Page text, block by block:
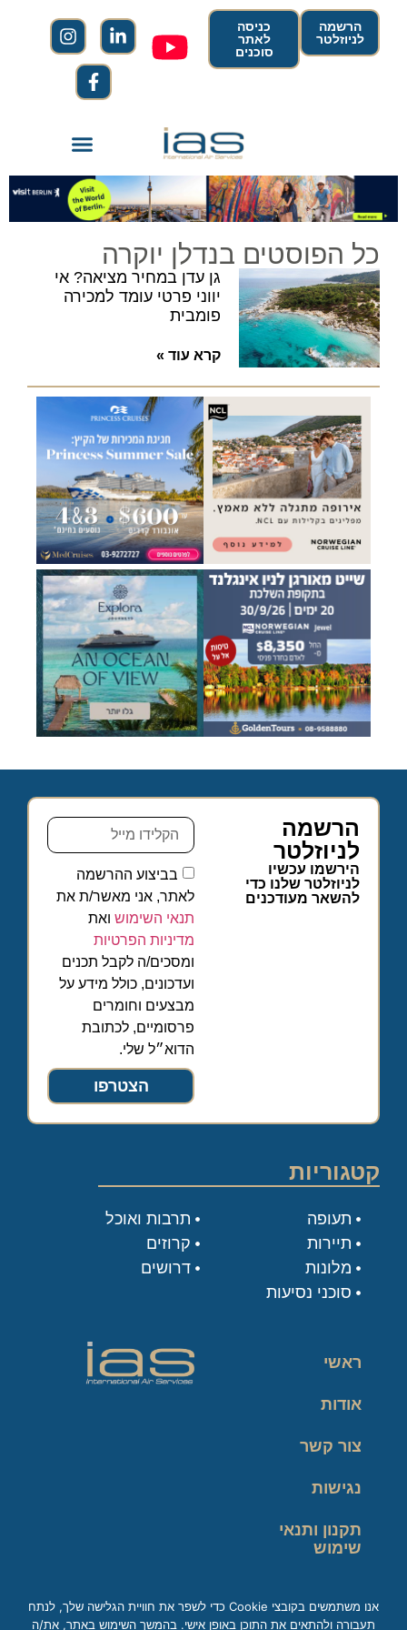
הרשמה
לניוזלטר
כניסה
לאתר
סוכנים
כל הפוסטים בנדלן יוקרה
גן עדן במחיר מציאה? אי
יווני פרטי עומד למכירה
פומבית
קרא עוד »
הרשמה
לניוזלטר
הירשמו עכשיו
לניוזלטר שלנו כדי
להשאר מעודכנים
בביצוע ההרשמה
לאתר, אני מאשר/ת את
תנאי השימוש ואת
מדיניות הפרטיות
ומסכים/ה לקבל תכנים
ועדכונים, כולל מידע על
מבצעים וחומרים
פרסומיים, לכתובת
הדוא״ל שלי.
הצטרפו
קטגוריות
תעופה
תיירות
מלונות
סוכני נסיעות
תרבות ואוכל
קרוזים
דרושים
ראשי
אודות
צור קשר
נגישות
תקנון ותנאי
שימוש
אנו משתמשים בקובצי Cookie כדי לשפר את חוויית הגלישה שלך, לנתח
תעבורה ולהתאים את התוכן באופן אישי. בהמשך השימוש באתר, את/ה